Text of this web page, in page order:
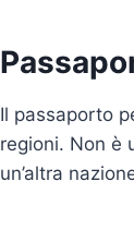
Il passaporto
regioni. Non è
un’altra